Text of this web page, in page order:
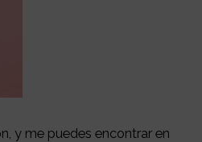
y me puedes encontrar en